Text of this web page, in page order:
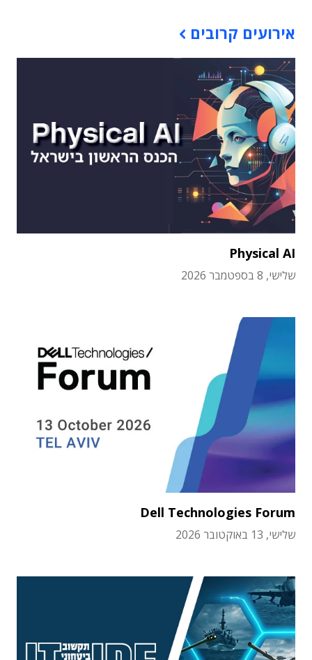
אירועים קרובים
Physical AI
שלישי, 8 בספטמבר 2026
Dell Technologies Forum
שלישי, 13 באוקטובר 2026